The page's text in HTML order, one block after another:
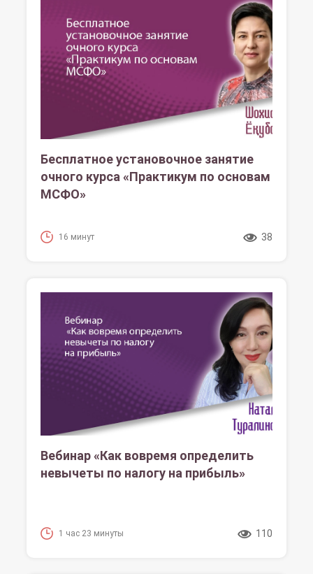
Бесплатное установочное занятие
очного курса «Практикум по основам
МСФО»
16 минут 38
Вебинар «Как вовремя определить
невычеты по налогу на прибыль»
1 час 23 минуты 110